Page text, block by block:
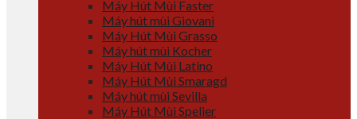
Máy Hút Mùi Faster
Máy hút mùi Giovani
Máy Hút Mùi Grasso
Máy hút mùi Kocher
Máy Hút Mùi Latino
Máy Hút Mùi Smaragd
Máy hút mùi Sevilla
Máy Hút Mùi Spelier